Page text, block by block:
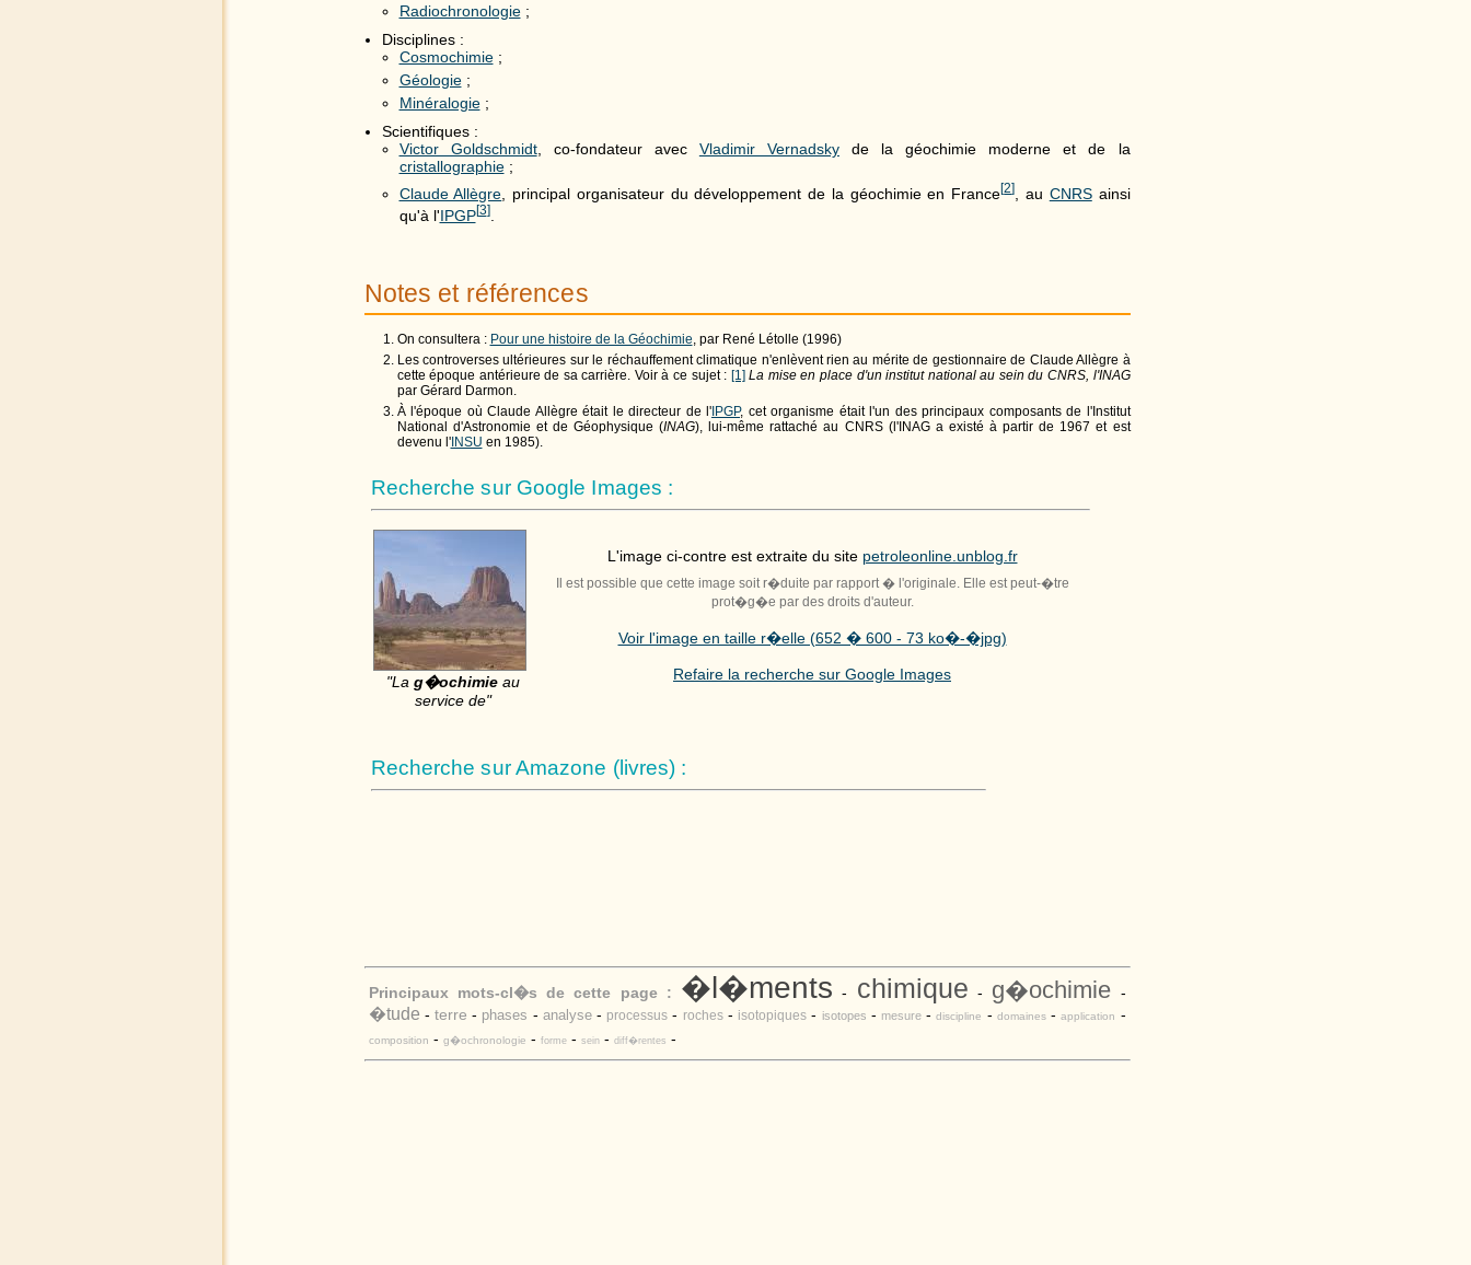
Radiochronologie;
Disciplines :
Cosmochimie;
Géologie;
Minéralogie;
Scientifiques :
Victor Goldschmidt, co-fondateur avec Vladimir Vernadskyde la géochimie moderne et de la
cristallographie;
Claude Allègre, principal organisateur du développement de la géochimie en France[2], au CNRSainsi
qu'à l'IPGP[3].
Notes et références
On consultera : Pour une histoire de la Géochimie, par René Létolle (1996)
Les controverses ultérieures sur le réchauffement climatique n'enlèvent rien au mérite de gestionnaire de Claude Allègre à
cette époque antérieure de sa carrière. Voir à ce sujet : [1] La mise en place d'un institut national au sein du CNRS, l'INAG
par Gérard Darmon.
À l'époque où Claude Allègre était le directeur de l' IPGP, cet organisme était l'un des principaux composants de l'Institut
National d'Astronomie et de Géophysique (INAG), lui-même rattaché au CNRS (l'INAG a existé à partir de 1967 et est
devenu l'INSU en 1985).
Recherche sur Google Images :
"La g�ochimieau
service de"
L'image ci-contre est extraite du site petroleonline.unblog.fr
Il est possible que cette image soit r�duite par rapport � l'originale. Elle est peut-�tre
prot�g�e par des droits d'auteur.
Voir l'image en taille r�elle (652 � 600 - 73 ko�-�jpg)
Refaire la recherche sur Google Images
Recherche sur Amazone (livres) :
Principaux mots-cl�s de cette page : �l�ments - chimique - g�ochimie -
�tude - terre - phases - analyse- processus - roches- isotopiques - isotopes - mesure -discipline - domaines-application -
composition - g�ochronologie - forme- sein- diff�rentes -